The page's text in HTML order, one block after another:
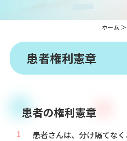
ホーム
患者権利憲章
患者の権利憲章
患者さんは、分け隔てな